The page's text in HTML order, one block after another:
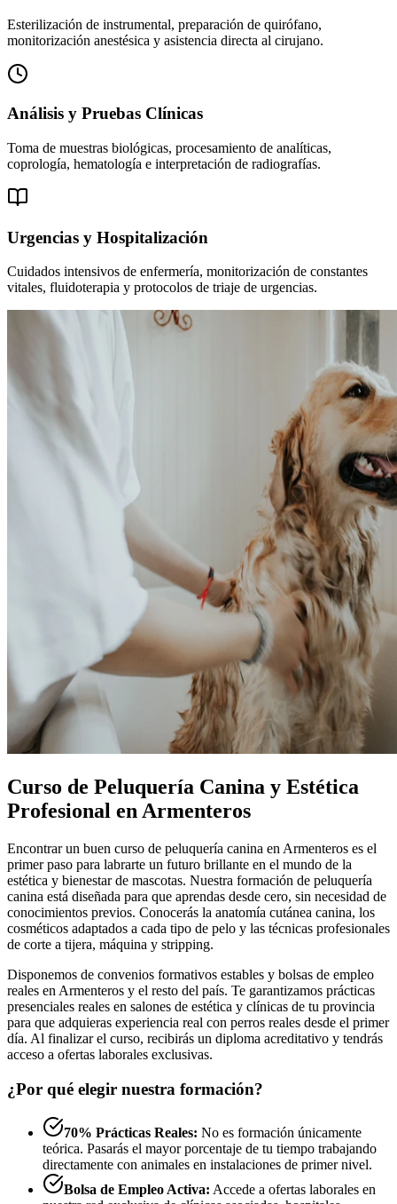
Esterilización de instrumental, preparación de quirófano,
monitorización anestésica y asistencia directa al cirujano.
Análisis y Pruebas Clínicas
Toma de muestras biológicas, procesamiento de analíticas,
coprología, hematología e interpretación de radiografías.
Urgencias y Hospitalización
Cuidados intensivos de enfermería, monitorización de constantes
vitales, fluidoterapia y protocolos de triaje de urgencias.
Curso de Peluquería Canina y Estética
Profesional en Armenteros
Encontrar un buen curso de peluquería canina en Armenteros es el
primer paso para labrarte un futuro brillante en el mundo de la
estética y bienestar de mascotas. Nuestra formación de peluquería
canina está diseñada para que aprendas desde cero, sin necesidad de
conocimientos previos. Conocerás la anatomía cutánea canina, los
cosméticos adaptados a cada tipo de pelo y las técnicas profesionales
de corte a tijera, máquina y stripping.
Disponemos de convenios formativos estables y bolsas de empleo
reales en Armenteros y el resto del país. Te garantizamos prácticas
presenciales reales en salones de estética y clínicas de tu provincia
para que adquieras experiencia real con perros reales desde el primer
día. Al finalizar el curso, recibirás un diploma acreditativo y tendrás
acceso a ofertas laborales exclusivas.
¿Por qué elegir nuestra formación?
70% Prácticas Reales: No es formación únicamente
teórica. Pasarás el mayor porcentaje de tu tiempo trabajando
directamente con animales en instalaciones de primer nivel.
Bolsa de Empleo Activa: Accede a ofertas laborales en